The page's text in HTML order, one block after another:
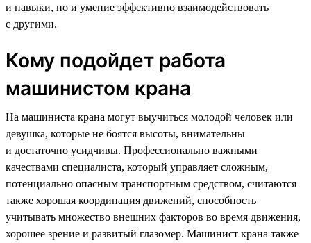
и навыки, но и умение эффективно взаимодействовать
с другими.
Кому подойдет работа
машинистом крана
На машиниста крана могут выучиться молодой человек или
девушка, которые не боятся высоты, внимательны
и достаточно усидчивы. Профессионально важными
качествами специалиста, который управляет сложным,
потенциально опасным транспортным средством, считаются
также хорошая координация движений, способность
учитывать множество внешних факторов во время движения,
хорошее зрение и развитый глазомер. Машинист крана также